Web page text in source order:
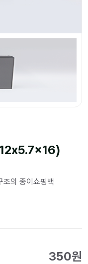
조의 종이쇼핑백
350원